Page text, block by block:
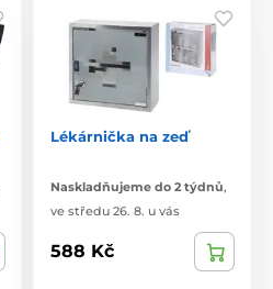
Lékárnička na zeď
Naskladňujeme do 2 týdnů,
ve středu 26. 8. u vás
588 Kč